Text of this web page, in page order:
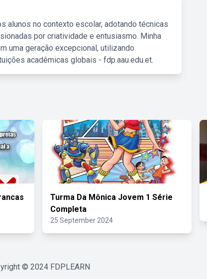
alunos no contexto escolar, adotando técnicas
por criatividade e entusiasmo. Minha
uma geração excepcional, utilizando
acadêmicas globais - fdp.aau.edu.et.
Turma Da Mônica Jovem 1 Série
Completa
25 September 2024
© 2024 FDPLEARN